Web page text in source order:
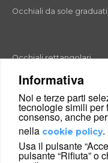
Informativa
Noi e terze parti
tecnologie simili per
consenso, anche
nella cookie policy.
Usa il pulsante
pulsante “Rifiuta” o
Occhiali da sole graduati
Occhiali rettangolari
Occhiali rotondi
Occhiali a goccia
Occhiali a farfalla
Occhiali esagonali
Occhiali cat-eyes